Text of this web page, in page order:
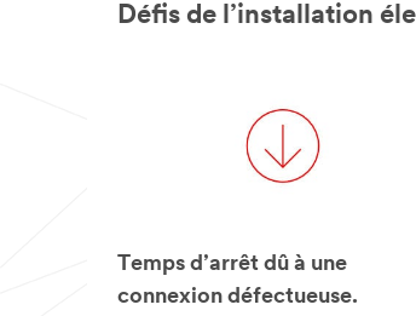
Défis de l’installation
Temps d’arrêt dû à une
connexion défectueuse.